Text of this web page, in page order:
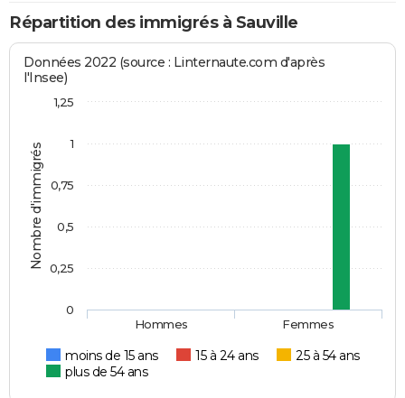
Répartition des immigrés à Sauville
Nombre d'immigrés
Données 2022 (source : Linternaute.com d'après
l'Insee)
moins de 15 ans 15 à 24 ans
25 à 54 ans
plus de 54 ans
Hommes Femmes
0
0,25
0,5
0,75
1
1,25